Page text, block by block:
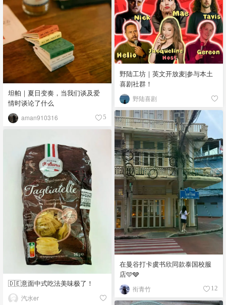
野陆工坊｜英文开放麦|参与本土
喜剧社群！
野陆喜剧
坦帕｜夏日变奏，当我们谈及爱
情时谈论了什么
aman910316 5
在曼谷打卡虞书欣同款泰国校服
店🩵🩶
衔青竹 12
🇩🇪意面中式吃法美味极了！
汽水er